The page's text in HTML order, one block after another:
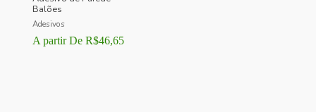
Balões
Adesivos
A partir De R$46,65